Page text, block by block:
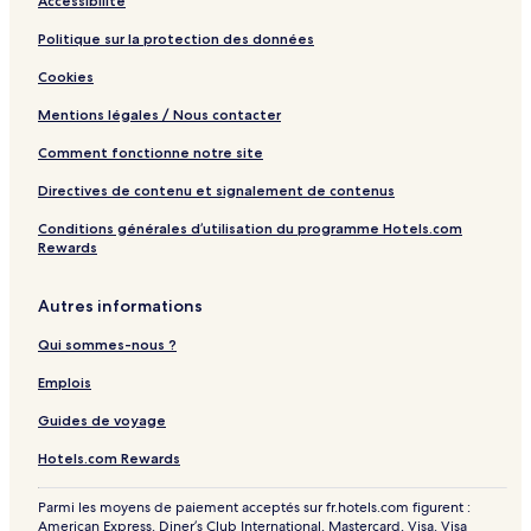
m
Politique sur la protection des données
Cookies
Mentions légales / Nous contacter
Comment fonctionne notre site
Directives de contenu et signalement de contenus
Conditions générales d’utilisation du programme Hotels.com
Rewards
Autres informations
Qui sommes-nous ?
Emplois
Guides de voyage
Hotels.com Rewards
Parmi les moyens de paiement acceptés sur fr.hotels.com figurent :
American Express, Diner’s Club International, Mastercard, Visa, Visa